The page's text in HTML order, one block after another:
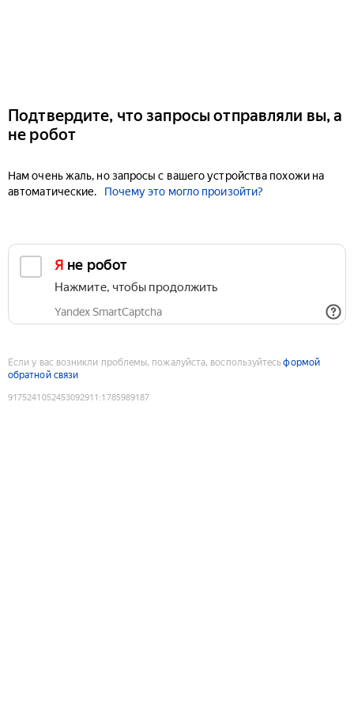
Подтвердите, что запросы отправляли вы, а
не робот
Нам очень жаль, но запросы с вашего устройства похожи на
автоматические.
Почему это могло произойти?
Я не робот
Нажмите, чтобы продолжить
Yandex SmartCaptcha
Если у вас возникли проблемы, пожалуйста, воспользуйтесьформой
обратной связи
9175241052453092911 :1785989187